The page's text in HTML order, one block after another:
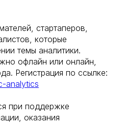
стартаперов,
которые
темы аналитики.
офлайн или онлайн,
Регистрация по ссылке:
analytics
при поддержке
оказания